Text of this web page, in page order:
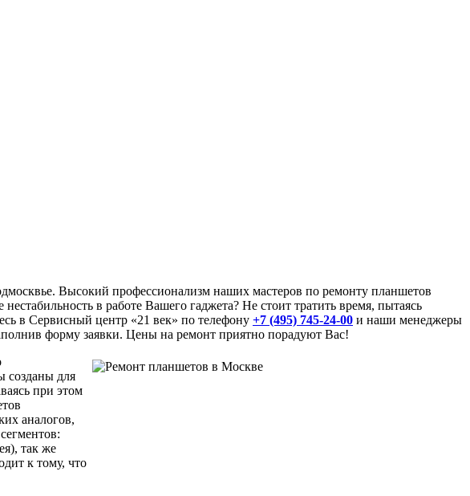
Высокий профессионализм наших мастеров по ремонту планшетов
в работе Вашего гаджета? Не стоит тратить время, пытаясь
в Сервисный центр «21 век» по телефону +7 (495) 745-24-00 и наши менеджеры
форму заявки. Цены на ремонт приятно порадуют Вас!
созданы для
при этом
аналогов,
так же
к тому, что